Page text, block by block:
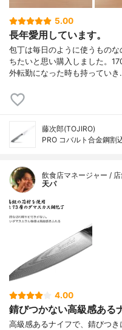
5.00
長年愛用しています。
包丁は毎日のように使うもの
ちたいと思い購入しました。
外転勤になった時も持ってい
藤次郎(TOJIRO)
PRO コバルト合金鋼割
飲食店マネージャー /
天パ
4.00
錆びつかない高級感ある
高級感あるナイフで、錆びつ